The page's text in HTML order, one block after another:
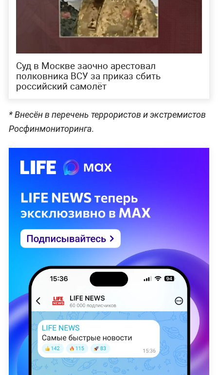
Суд в Москве заочно арестовал
полковника ВСУ за приказ сбить
российский самолёт
* Внесён в перечень террористов и экстремистов
Росфинмониторинга.